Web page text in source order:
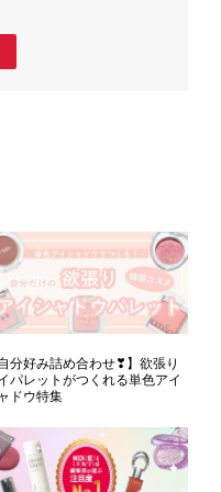
自分好み詰め合わせ❣】欲張り
パレットがつくれる単色アイ
ドウ特集